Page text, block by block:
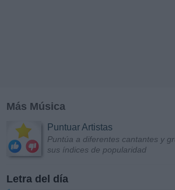
Más Música
Puntuar Artistas
Puntúa a diferentes cantantes y
sus índices de popularidad
Letra del día